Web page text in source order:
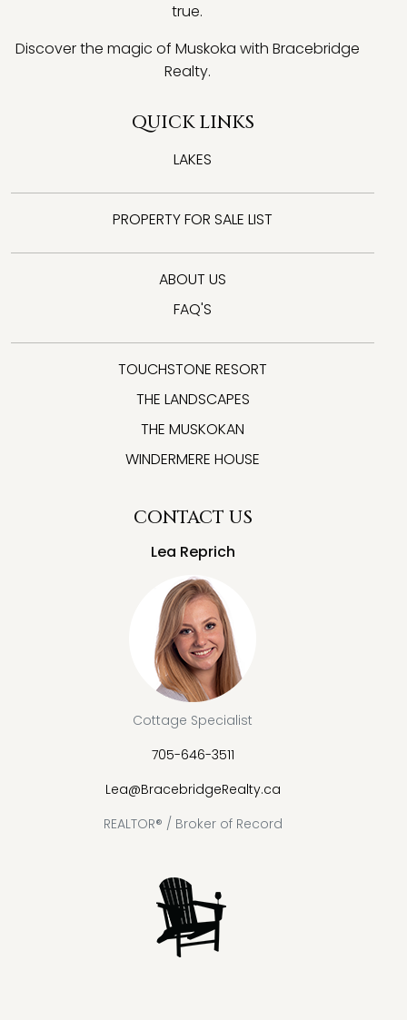
true.
Discover the magic of Muskoka with Bracebridge
Realty.
QUICK LINKS
LAKES
PROPERTY FOR SALE LIST
ABOUT US
FAQ'S
TOUCHSTONE RESORT
THE LANDSCAPES
THE MUSKOKAN
WINDERMERE HOUSE
CONTACT US
Lea Reprich
Cottage Specialist
705-646-3511
Lea@BracebridgeRealty.ca
REALTOR® / Broker of Record